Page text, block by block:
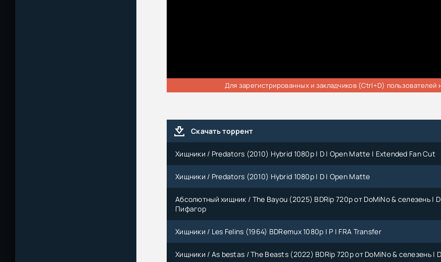
Для зарегистрированных и закладчиков (Ctrl+D)
Скачать торрент
Хищники / Predators (2010) Hybrid 1080p | D | Open Matte | Extended Fan Cut
Хищники / Predators (2010) Hybrid 1080p | D | Open Matte
Абсолютный хищник / The Bayou (2025) BDRip 720p от DoMiNo & селезень |
Пифагор
Хищники / Les Felins (1964) BDRemux 1080p | P | FRA Transfer
Хищники / As bestas / The Beasts (2022) BDRip 720p от DoMiNo & селезень |